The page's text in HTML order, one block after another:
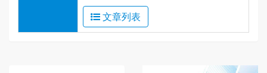
文章列表